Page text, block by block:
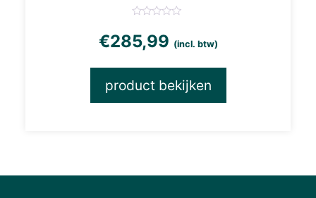
€285,99 (incl. btw)
product bekijken